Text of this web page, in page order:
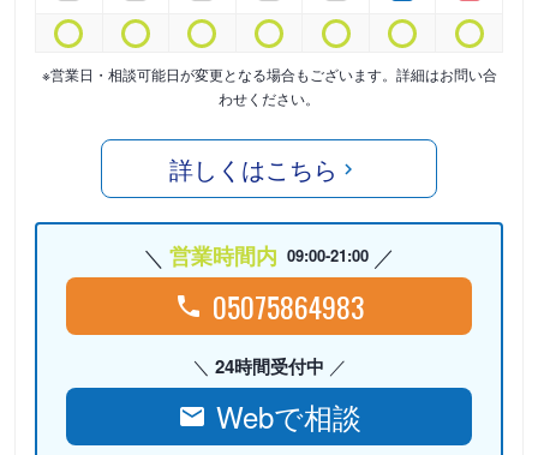
※営業日・相談可能日が変更となる場合もございます。詳細はお問い合
わせください。
詳しくはこちら
営業時間内 09:00-21:00
05075864983
24時間受付中
Webで相談